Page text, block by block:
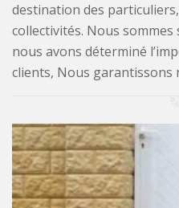
destination des
collectivités. Nous
nous avons déterminé
clients, Nous garantissons